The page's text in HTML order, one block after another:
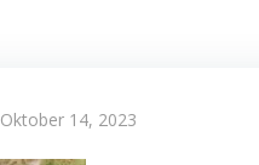
Oktober 14, 2023